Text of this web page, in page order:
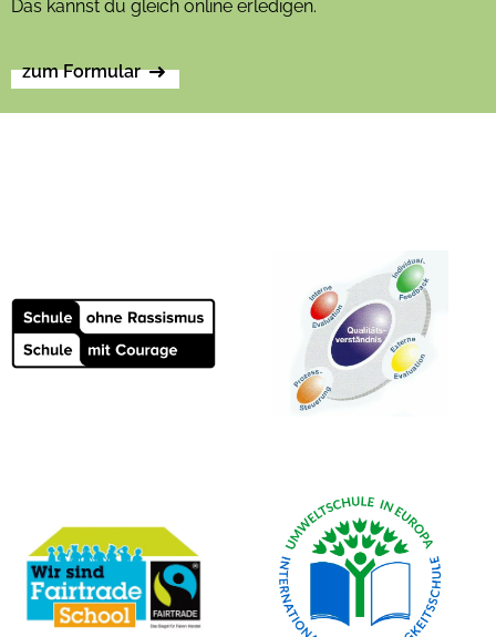
Das kannst du gleich online erledigen.
zum Formular